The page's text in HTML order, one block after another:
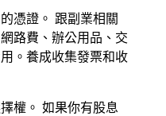
憑證。 跟副業相關
路費、辦公用品、交
。養成收集發票和收
權。 如果你有股息